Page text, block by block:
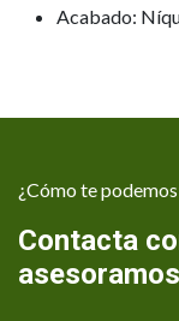
Acabado:
¿Cómo te
Contacta
asesoramos